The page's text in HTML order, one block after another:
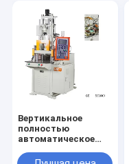
Вертикальное
полностью
автоматическое
инжекционной